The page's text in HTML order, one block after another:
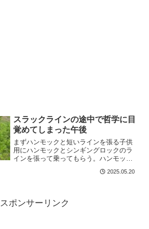
スラックラインの途中で哲学に目
覚めてしまった午後
まずハンモックと短いラインを張る子供
用にハンモックとシンギングロックのラ
インを張って乗ってもらう。ハンモック
新しく蚊帳付を買った。いつかハンモッ
2025.05.20
スポンサーリンク